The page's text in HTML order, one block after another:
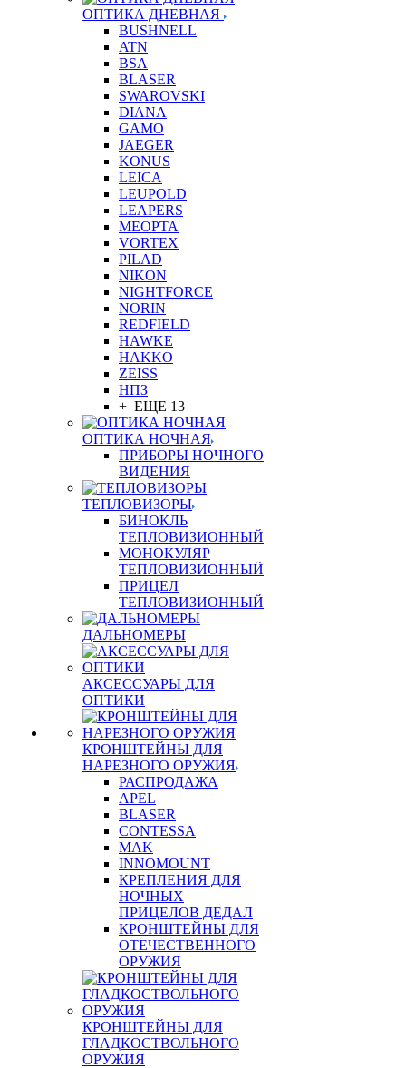
ОПТИКА ДНЕВНАЯ
BUSHNELL
ATN
BSA
BLASER
SWAROVSKI
DIANA
GAMO
JAEGER
KONUS
LEICA
LEUPOLD
LEAPERS
MEOPTA
VORTEX
PILAD
NIKON
NIGHTFORCE
NORIN
REDFIELD
HAWKE
HAKKO
ZEISS
НПЗ
+ ЕЩЕ 13
ОПТИКА НОЧНАЯ
ПРИБОРЫ НОЧНОГО
ВИДЕНИЯ
ТЕПЛОВИЗОРЫ
БИНОКЛЬ
ТЕПЛОВИЗИОННЫЙ
МОНОКУЛЯР
ТЕПЛОВИЗИОННЫЙ
ПРИЦЕЛ
ТЕПЛОВИЗИОННЫЙ
ДАЛЬНОМЕРЫ
АКСЕССУАРЫ ДЛЯ
ОПТИКИ
КРОНШТЕЙНЫ ДЛЯ
НАРЕЗНОГО ОРУЖИЯ
РАСПРОДАЖА
APEL
BLASER
CONTESSA
MAK
INNOMOUNT
КРЕПЛЕНИЯ ДЛЯ
НОЧНЫХ
ПРИЦЕЛОВ ДЕДАЛ
КРОНШТЕЙНЫ ДЛЯ
ОТЕЧЕСТВЕННОГО
ОРУЖИЯ
КРОНШТЕЙНЫ ДЛЯ
ГЛАДКОСТВОЛЬНОГО
ОРУЖИЯ